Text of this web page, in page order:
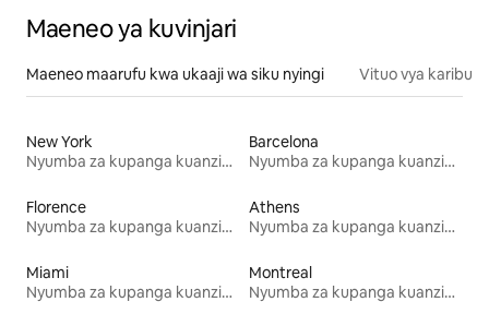
Maeneo ya kuvinjari
Maeneo maarufu kwa ukaaji wa siku nyingi Vituo vya karibu
New York
Nyumba za kupanga kuanzia mwezi mmoja
Barcelona
Nyumba za kupanga kuanzia mwezi mmoja
Florence
Nyumba za kupanga kuanzia mwezi mmoja
Athens
Nyumba za kupanga kuanzia mwezi mmoja
Miami
Nyumba za kupanga kuanzia mwezi mmoja
Montreal
Nyumba za kupanga kuanzia mwezi mmoja